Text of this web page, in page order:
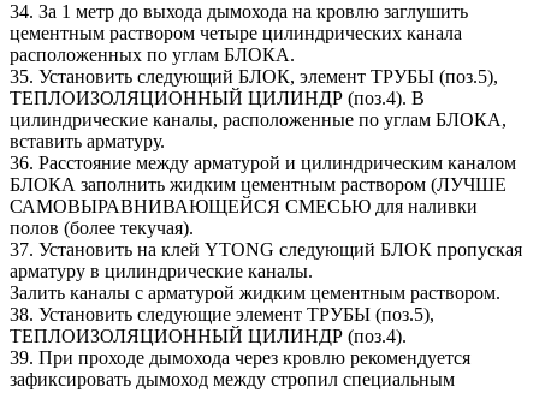
34. За 1 метр до выхода дымохода на кровлю заглушить
цементным раствором четыре цилиндрических канала
расположенных по углам БЛОКА.
35. Установить следующий БЛОК, элемент ТРУБЫ (поз.5),
ТЕПЛОИЗОЛЯЦИОННЫЙ ЦИЛИНДР (поз.4). В
цилиндрические каналы, расположенные по углам БЛОКА,
вставить арматуру.
36. Расстояние между арматурой и цилиндрическим каналом
БЛОКА заполнить жидким цементным раствором (ЛУЧШЕ
САМОВЫРАВНИВАЮЩЕЙСЯ СМЕСЬЮ для наливки
полов (более текучая).
37. Установить на клей YTONG следующий БЛОК пропуская
арматуру в цилиндрические каналы.
Залить каналы с арматурой жидким цементным раствором.
38. Установить следующие элемент ТРУБЫ (поз.5),
ТЕПЛОИЗОЛЯЦИОННЫЙ ЦИЛИНДР (поз.4).
39. При проходе дымохода через кровлю рекомендуется
зафиксировать дымоход между стропил специальным